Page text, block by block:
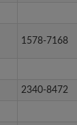
1578-7168
2340-8472